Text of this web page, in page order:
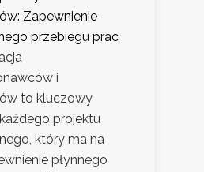
Zapewnienie
przebiegu prac
i
to kluczowy
projektu
który ma na
płynnego